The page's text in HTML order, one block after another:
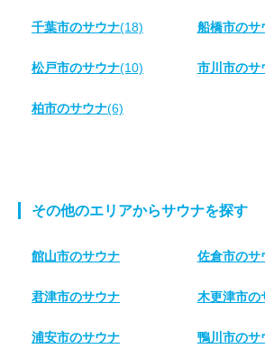
千葉市のサウナ(18) 船橋市のサ
松戸市のサウナ(10) 市川市のサ
柏市のサウナ(6)
その他のエリアからサウナを探す
館山市のサウナ 佐倉市のサ
君津市のサウナ 木更津市の
浦安市のサウナ 鴨川市のサ